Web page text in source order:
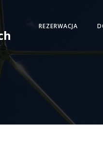
REZERWACJA